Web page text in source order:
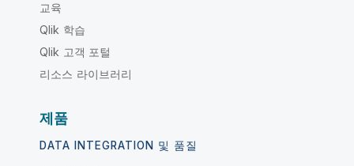
교육
Qlik 학습
Qlik 고객 포털
리소스 라이브러리
제품
DATA INTEGRATION 및 품질